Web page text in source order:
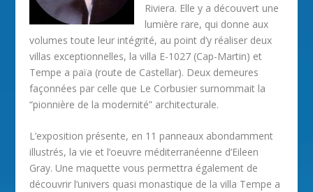
Riviera. Elle y a découvert une
lumière rare, qui donne aux
volumes toute leur intégrité, au point d’y réaliser deux
villas exceptionnelles, la villa E-1027 (Cap-Martin) et
Tempe a païa (route de Castellar). Deux demeures
façonnées par celle que Le Corbusier surnommait la
“pionnière de la modernité” architecturale.
L’exposition présente, en 11 panneaux abondamment
illustrés, la vie et l’oeuvre méditerranéenne d’Eileen
Gray. Une maquette vous permettra également de
découvrir l’univers quasi monastique de la villa Tempe a